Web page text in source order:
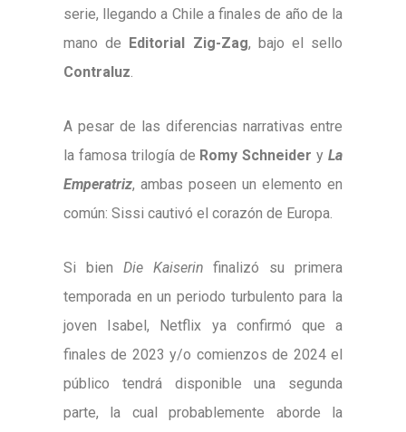
serie, llegando a Chile a finales de año de la
mano de Editorial Zig-Zag, bajo el sello
Contraluz.
A pesar de las diferencias narrativas entre
la famosa trilogía de Romy Schneider yLa
Emperatriz, ambas poseen un elemento en
común: Sissi cautivó el corazón de Europa.
Si bien Die Kaiserin finalizó su primera
temporada en un periodo turbulento para la
joven Isabel, Netflix ya confirmó que a
finales de 2023 y/o comienzos de 2024 el
público tendrá disponible una segunda
parte, la cual probablemente aborde la